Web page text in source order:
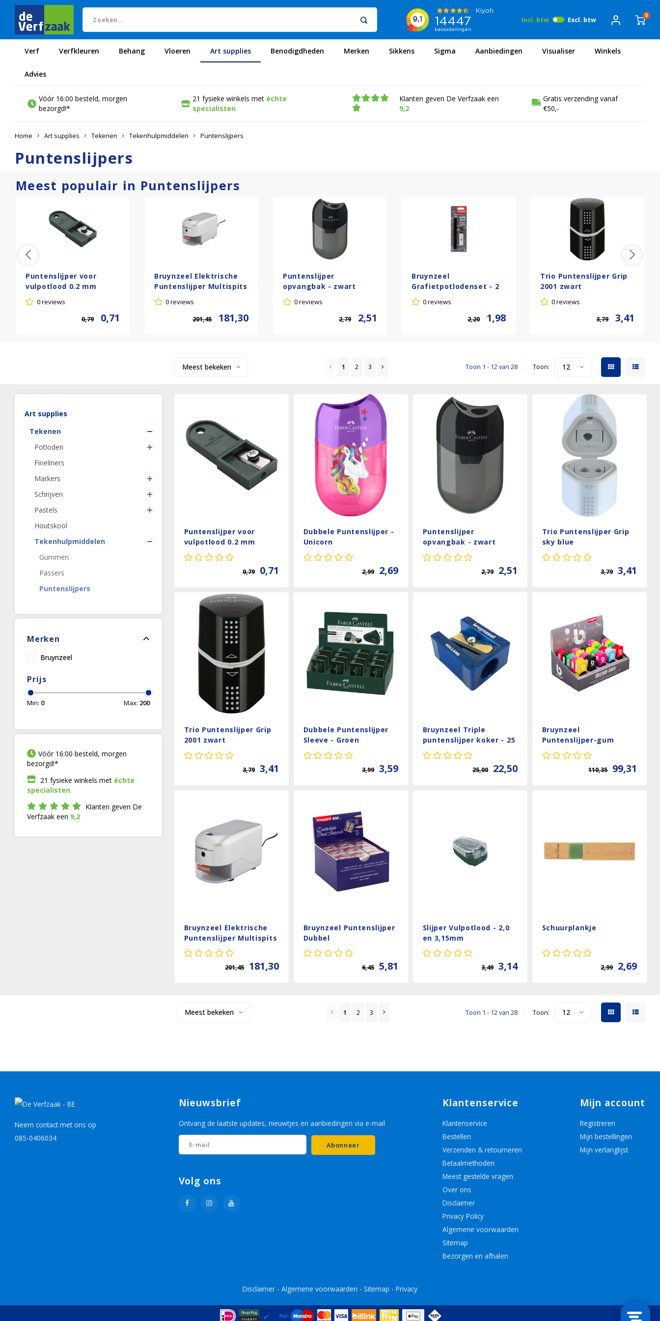
Incl. btw Excl. btw
0
Verf Verfkleuren Behang Vloeren Art supplies Benodigdheden Aanbiedingen Winkels
Advies
Merken Sikkens Sigma Visualiser
Vóór 16:00 besteld, morgen
bezorgd!*
21 fysieke winkels met échte
specialisten
Klanten geven De Verfzaak een
9,2
Gratis verzending vanaf
€50,-
Home Art supplies Tekenen Tekenhulpmiddelen Puntenslijpers
Puntenslijpers
Meest populair in Puntenslijpers
Puntenslijper voor
vulpotlood 0.2 mm
0 reviews
0,79 0,71
Bruynzeel Elektrische
Puntenslijper Multispits
7000
0 reviews
201,45 181,30
Puntenslijper
opvangbak - zwart
0 reviews
2,79 2,51
Bruynzeel
Grafietpotlodenset - 2
HB potloden + gum &
puntenslijper
0 reviews
2,20 1,98
Trio Puntenslijper Grip
2001 zwart
0 reviews
3,79 3,41
Meest bekeken 1 2 3 Toon 1 - 12 van 28 Toon: 12
Art supplies
Tekenen
Potloden
Fineliners
Markers
Schrijven
Pastels
Houtskool
Tekenhulpmiddelen
Gummen
Passers
Puntenslijpers
Merken
Bruynzeel
Prijs
Min: 0 Max: 200
Vóór 16:00 besteld, morgen
bezorgd!*
21 fysieke winkels met échte
specialisten
Klanten geven De
Verfzaak een 9,2
Puntenslijper voor
vulpotlood 0.2 mm
0,79 0,71
Dubbele Puntenslijper -
Unicorn
2,99 2,69
Puntenslijper
opvangbak - zwart
2,79 2,51
Trio Puntenslijper Grip
sky blue
3,79 3,41
Trio Puntenslijper Grip
2001 zwart
3,79 3,41
Dubbele Puntenslijper
Sleeve - Groen
3,99 3,59
Bruynzeel Triple
puntenslijper koker - 25
stuks
25,00 22,50
Bruynzeel
Puntenslijper-gum
display - 25 stuks
110,35 99,31
Bruynzeel Elektrische
Puntenslijper Multispits
7000
201,45 181,30
Bruynzeel Puntenslijper
Dubbel
6,45 5,81
Slijper Vulpotlood - 2,0
en 3,15mm
3,49 3,14
Schuurplankje
2,99 2,69
Meest bekeken 1 2 3 Toon 1 - 12 van 28 Toon: 12
Neem contact met ons op
085-0406034
Nieuwsbrief
Ontvang de laatste updates, nieuwtjes en aanbiedingen via e-mail
Abonneer
Volg ons
Klantenservice
Klantenservice
Bestellen
Verzenden & retourneren
Betaalmethoden
Meest gestelde vragen
Over ons
Disclaimer
Privacy Policy
Algemene voorwaarden
Sitemap
Bezorgen en afhalen
Mijn account
Registreren
Mijn bestellingen
Mijn verlanglijst
Disclaimer - Algemene voorwaarden - Sitemap - Privacy